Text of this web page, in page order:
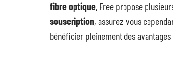
fibre optique, Free propose
souscription, assurez-vous
bénéficier pleinement des